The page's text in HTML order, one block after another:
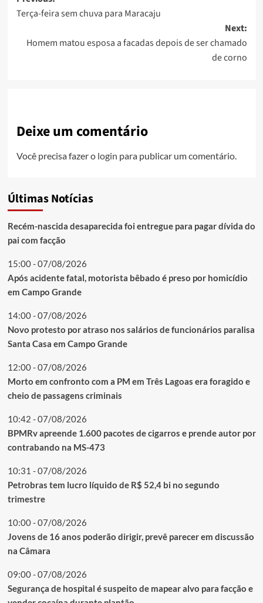
navigation
Terça-feira sem chuva para Maracaju
Next:
Homem matou esposa a facadas depois de ser chamado
de corno
Deixe um comentário
Você precisa fazer o login para publicar um comentário.
Últimas Notícias
Recém-nascida desaparecida foi entregue para pagar dívida do
pai com facção
15:00 - 07/08/2026
Após acidente fatal, motorista bêbado é preso por homicídio
em Campo Grande
14:00 - 07/08/2026
Novo protesto por atraso nos salários de funcionários paralisa
Santa Casa em Campo Grande
12:00 - 07/08/2026
Morto em confronto com a PM em Três Lagoas era foragido e
cheio de passagens criminais
10:42 - 07/08/2026
BPMRv apreende 1.600 pacotes de cigarros e prende autor por
contrabando na MS-473
10:31 - 07/08/2026
Petrobras tem lucro líquido de R$ 52,4 bi no segundo
trimestre
10:00 - 07/08/2026
Jovens de 16 anos poderão dirigir, prevê parecer em discussão
na Câmara
09:00 - 07/08/2026
Segurança de hospital é suspeito de mapear alvo para facção e